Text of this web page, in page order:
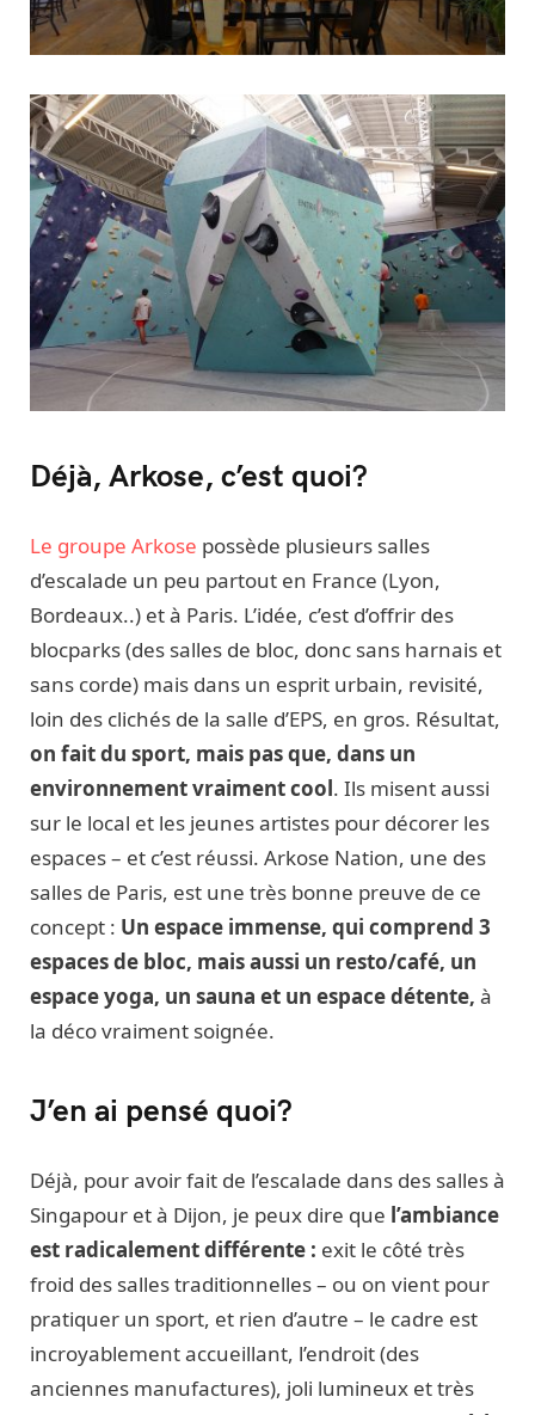
Déjà, Arkose, c’est quoi?
Le groupe Arkose possède plusieurs salles
d’escalade un peu partout en France (Lyon,
Bordeaux..) et à Paris. L’idée, c’est d’offrir des
blocparks (des salles de bloc, donc sans harnais et
sans corde) mais dans un esprit urbain, revisité,
loin des clichés de la salle d’EPS, en gros. Résultat,
on fait du sport, mais pas que, dans un
environnement vraiment cool. Ils misent aussi
sur le local et les jeunes artistes pour décorer les
espaces – et c’est réussi. Arkose Nation, une des
salles de Paris, est une très bonne preuve de ce
concept : Un espace immense, qui comprend 3
espaces de bloc, mais aussi un resto/café, un
espace yoga, un sauna et un espace détente, à
la déco vraiment soignée.
J’en ai pensé quoi?
Déjà, pour avoir fait de l’escalade dans des salles à
Singapour et à Dijon, je peux dire que l’ambiance
est radicalement différente : exit le côté très
froid des salles traditionnelles – ou on vient pour
pratiquer un sport, et rien d’autre – le cadre est
incroyablement accueillant, l’endroit (des
anciennes manufactures), joli lumineux et très